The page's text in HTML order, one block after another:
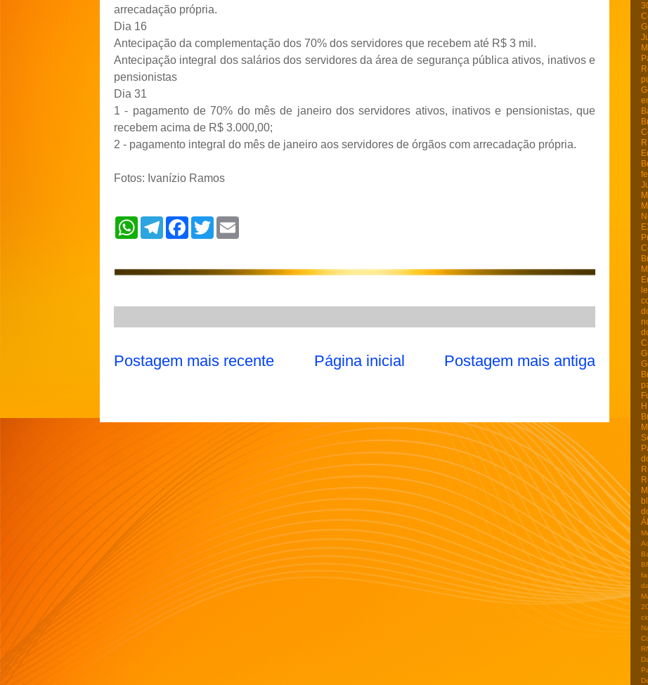
arrecadação própria.
Dia 16
Antecipação da complementação dos 70% dos servidores que recebem até R$ 3 mil.
Antecipação integral dos salários dos servidores da área de segurança pública ativos, inativos e
pensionistas
Dia 31
1 - pagamento de 70% do mês de janeiro dos servidores ativos, inativos e pensionistas, que
recebem acima de R$ 3.000,00;
2 - pagamento integral do mês de janeiro aos servidores de órgãos com arrecadação própria.
Fotos: Ivanízio Ramos
W
s
A
T
e
g
r
F
a
b
o
T
w
t
e
l
Postagem mais recente Postagem mais antiga
Página inicial